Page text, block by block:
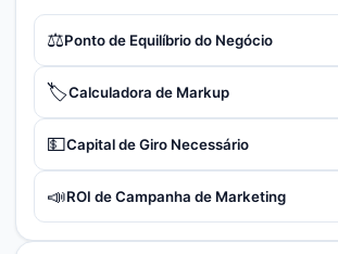
⚖️Ponto de Equilíbrio do Negócio
🏷️Calculadora de Markup
💵Capital de Giro Necessário
📣ROI de Campanha de Marketing